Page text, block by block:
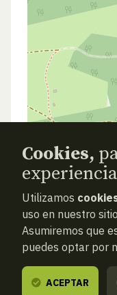
Cookies,
Utilizamos
uso en nuestro
Asumiremos que
puedes optar por
ACEPTAR